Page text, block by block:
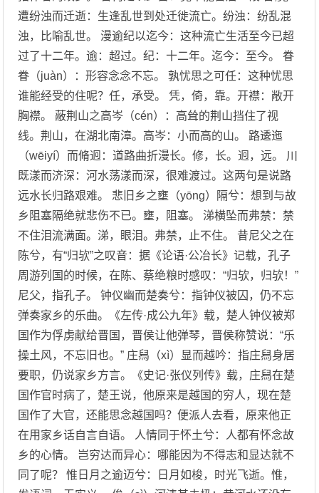
遭纷浊而迁逝：生逢乱世到处迁徙流亡。纷浊：纷乱混
浊，比喻乱世。 漫逾纪以迄今：这种流亡生活至今已超
过了十二年。逾：超过。纪：十二年。迄今：至今。 眷
眷（juàn）：形容念念不忘。 孰忧思之可任：这种忧思
谁能经受的住呢？任，承受。 凭，倚，靠。开襟：敞开
胸襟。 蔽荆山之高岑（cén）：高耸的荆山挡住了视
线。荆山，在湖北南漳。高岑：小而高的山。 路逶迤
（wēiyí）而脩迥：道路曲折漫长。修，长。迥，远。 川
既漾而济深：河水荡漾而深，很难渡过。这两句是说路
远水长归路艰难。 悲旧乡之壅（yōng）隔兮：想到与故
乡阻塞隔绝就悲伤不已。壅，阻塞。 涕横坠而弗禁：禁
不住泪流满面。涕，眼泪。弗禁，止不住。 昔尼父之在
陈兮，有“归欤”之叹音：据《论语·公冶长》记载，孔子
周游列国的时候，在陈、蔡绝粮时感叹：“归欤，归欤！”
尼父，指孔子。 钟仪幽而楚奏兮：指钟仪被囚，仍不忘
弹奏家乡的乐曲。《左传·成公九年》载，楚人钟仪被郑
国作为俘虏献给晋国，晋侯让他弹琴，晋侯称赞说：“乐
操土风，不忘旧也。” 庄舄（xì）显而越吟：指庄舄身居
要职，仍说家乡方言。《史记·张仪列传》载，庄舄在楚
国作官时病了，楚王说，他原来是越国的穷人，现在楚
国作了大官，还能思念越国吗？便派人去看，原来他正
在用家乡话自言自语。 人情同于怀土兮：人都有怀念故
乡的心情。 岂穷达而异心：哪能因为不得志和显达就不
同了呢？ 惟日月之逾迈兮：日月如梭，时光飞逝。惟，